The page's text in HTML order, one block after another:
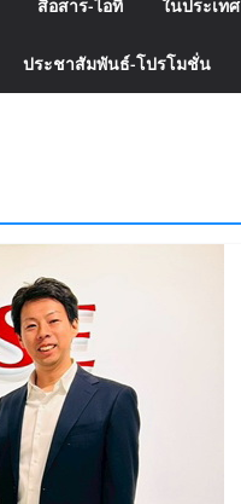
สื่อสาร-ไอที ในประเทศ
ประชาสัมพันธ์-โปรโมชั่น